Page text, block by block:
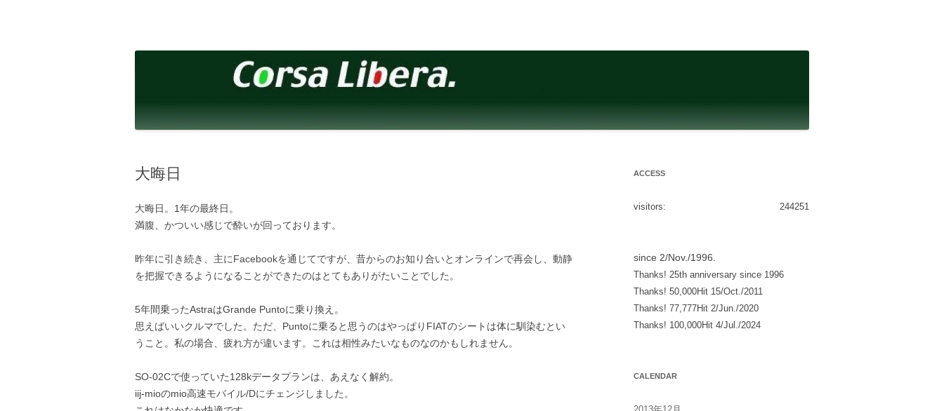
へ
大晦日
大晦日。1年の最終日。
満腹、かついい感じで酔いが回っております。
昨年に引き続き、主にFacebookを通じてですが、昔からのお知り合いとオンラインで再会し、動静
を把握できるようになることができたのはとてもありがたいことでした。
5年間乗ったAstraはGrande Puntoに乗り換え。
思えばいいクルマでした。ただ、Puntoに乗ると思うのはやっぱりFIATのシートは体に馴染むとい
うこと。私の場合、疲れ方が違います。これは相性みたいなものなのかもしれません。
SO-02Cで使っていた128kデータプランは、あえなく解約。
iij-mioのmio高速モバイル/Dにチェンジしました。
ACCESS
244251
visitors:
since 2/Nov./1996.
Thanks! 25th anniversary since 1996
Thanks! 50,000Hit 15/Oct./2011
Thanks! 77,777Hit 2/Jun./2020
Thanks! 100,000Hit 4/Jul./2024
CALENDAR
2013年12月